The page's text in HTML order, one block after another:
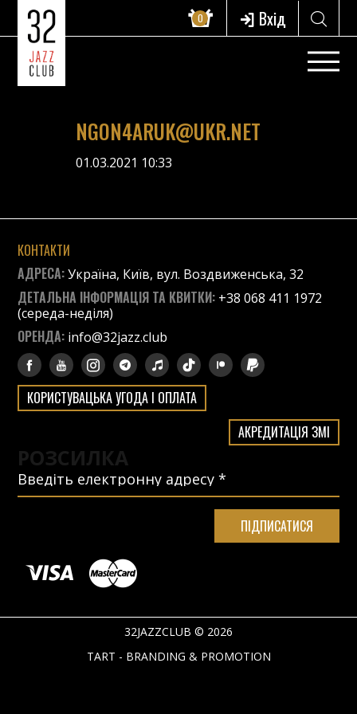
0 Вхід
NGON4ARUK@UKR.NET
01.03.2021 10:33
КОНТАКТИ
АДРЕСА:Україна, Київ, вул. Воздвиженська, 32
ДЕТАЛЬНА ІНФОРМАЦІЯ ТА КВИТКИ: +38 068 411 1972
(середа-неділя)
ОРЕНДА: info@32jazz.club
КОРИСТУВАЦЬКА УГОДА І ОПЛАТА
АКРЕДИТАЦІЯ ЗМІ
РОЗСИЛКА
32JAZZCLUB © 2026
TART - BRANDING & PROMOTION